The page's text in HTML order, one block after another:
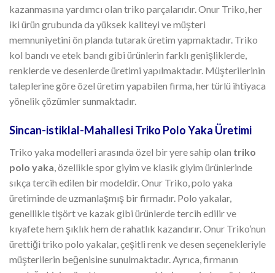
kazanmasına yardımcı olan triko parçalarıdır. Onur Triko, her
iki ürün grubunda da yüksek kaliteyi ve müşteri
memnuniyetini ön planda tutarak üretim yapmaktadır. Triko
kol bandı ve etek bandı gibi ürünlerin farklı genişliklerde,
renklerde ve desenlerde üretimi yapılmaktadır. Müşterilerinin
taleplerine göre özel üretim yapabilen firma, her türlü ihtiyaca
yönelik çözümler sunmaktadır.
Sincan-istiklal-Mahallesi Triko Polo Yaka Üretimi
Triko yaka modelleri arasında özel bir yere sahip olan triko
polo yaka , özellikle spor giyim ve klasik giyim ürünlerinde
sıkça tercih edilen bir modeldir. Onur Triko, polo yaka
üretiminde de uzmanlaşmış bir firmadır. Polo yakalar,
genellikle tişört ve kazak gibi ürünlerde tercih edilir ve
kıyafete hem şıklık hem de rahatlık kazandırır. Onur Triko’nun
ürettiği triko polo yakalar, çeşitli renk ve desen seçenekleriyle
müşterilerin beğenisine sunulmaktadır. Ayrıca, firmanın